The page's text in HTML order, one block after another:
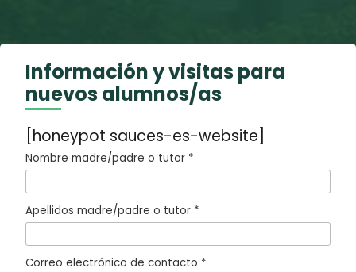
Información y visitas para
nuevos alumnos/as
[honeypot sauces-es-website]
Nombre madre/padre o tutor *
Apellidos madre/padre o tutor *
Correo electrónico de contacto *